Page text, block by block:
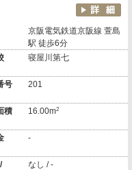
京阪電気鉄道京阪線 萱島
駅 徒歩6分
寝屋川第七
号 201
積 16.00m2
-
なし / -